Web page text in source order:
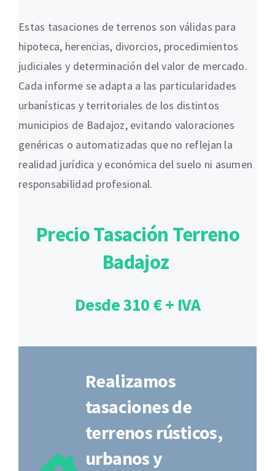
Estas tasaciones de terrenos son válidas para
hipoteca, herencias, divorcios, procedimientos
judiciales y determinación del valor de mercado.
Cada informe se adapta a las particularidades
urbanísticas y territoriales de los distintos
municipios de Badajoz, evitando valoraciones
genéricas o automatizadas que no reflejan la
realidad jurídica y económica del suelo ni asumen
responsabilidad profesional.
Precio Tasación Terreno
Badajoz
Desde 310 € + IVA
Realizamos
tasaciones de
terrenos rústicos,
urbanos y